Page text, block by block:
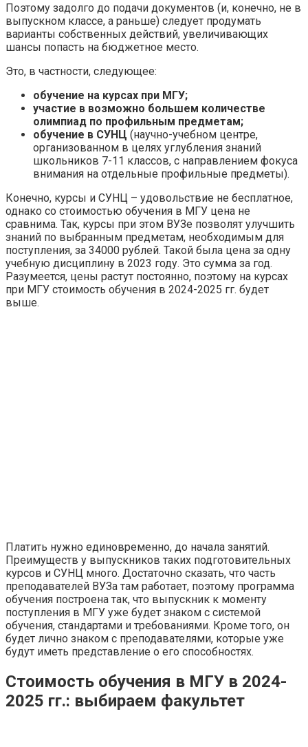
Поэтому задолго до подачи документов (и, конечно, не в
выпускном классе, а раньше) следует продумать
варианты собственных действий, увеличивающих
шансы попасть на бюджетное место.
Это, в частности, следующее:
обучение на курсах при МГУ;
участие в возможно большем количестве
олимпиад по профильным предметам;
обучение в СУНЦ (научно-учебном центре,
организованном в целях углубления знаний
школьников 7-11 классов, с направлением фокуса
внимания на отдельные профильные предметы).
Конечно, курсы и СУНЦ – удовольствие не бесплатное,
однако со стоимостью обучения в МГУ цена не
сравнима. Так, курсы при этом ВУЗе позволят улучшить
знаний по выбранным предметам, необходимым для
поступления, за 34000 рублей. Такой была цена за одну
учебную дисциплину в 2023 году. Это сумма за год.
Разумеется, цены растут постоянно, поэтому на курсах
при МГУ стоимость обучения в 2024-2025 гг. будет
выше.
Платить нужно единовременно, до начала занятий.
Преимуществ у выпускников таких подготовительных
курсов и СУНЦ много. Достаточно сказать, что часть
преподавателей ВУЗа там работает, поэтому программа
обучения построена так, что выпускник к моменту
поступления в МГУ уже будет знаком с системой
обучения, стандартами и требованиями. Кроме того, он
будет лично знаком с преподавателями, которые уже
будут иметь представление о его способностях.
Стоимость обучения в МГУ в 2024-
2025 гг.: выбираем факультет